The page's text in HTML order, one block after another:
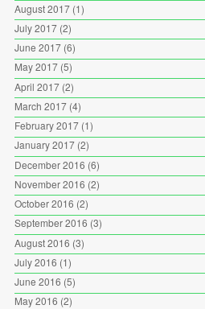
August 2017(1)
July 2017(2)
June 2017(6)
May 2017(5)
April 2017(2)
March 2017(4)
February 2017(1)
January 2017(2)
December 2016 (6)
November 2016 (2)
October 2016 (2)
September 2016 (3)
August 2016 (3)
July 2016 (1)
June 2016 (5)
May 2016 (2)